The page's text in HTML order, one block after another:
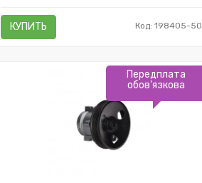
КУПИТЬ Код: 198405-50
Передплата
обов'язкова